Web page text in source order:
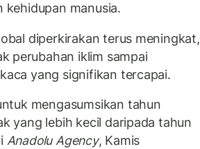
kehidupan manusia.
diperkirakan terus meningkat,
perubahan iklim sampai
yang signifikan tercapai.
mengasumsikan tahun
yang lebih kecil daripada tahun
Anadolu Agency, Kamis